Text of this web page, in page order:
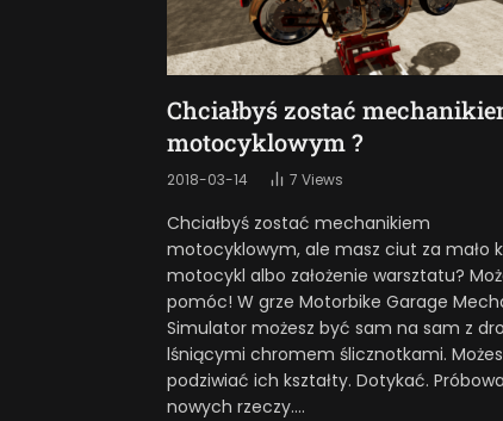
Chciałbyś zostać
motocyklowym ?
2018-03-14 7 Views
Chciałbyś zostać mechanikiem
motocyklowym, ale masz ciut za mało
motocykl albo założenie warsztatu?
pomóc! W grze Motorbike Garage
Simulator możesz być sam na sam z
lśniącymi chromem ślicznotkami.
podziwiać ich kształty. Dotykać.
nowych rzeczy.…